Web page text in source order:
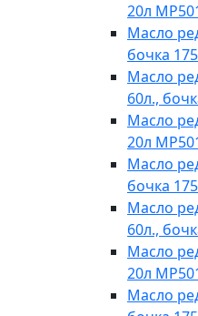
20л
Масло
бочка
Масло
60л.,
Масло
20л
Масло
бочка
Масло
60л.,
Масло
20л
Масло